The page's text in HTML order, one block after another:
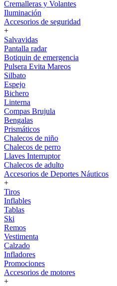
Cremalleras y Volantes
Iluminación
Accesorios de seguridad
+
Salvavidas
Pantalla radar
Botiquin de emergencia
Pulsera Evita Mareos
Silbato
Espejo
Bichero
Linterna
Compas Brujula
Bengalas
Prismáticos
Chalecos de niño
Chalecos de perro
Llaves Interruptor
Chalecos de adulto
Accesorios de Deportes Náuticos
+
Tiros
Inflables
Tablas
Ski
Remos
Vestimenta
Calzado
Infladores
Promociones
Accesorios de motores
+